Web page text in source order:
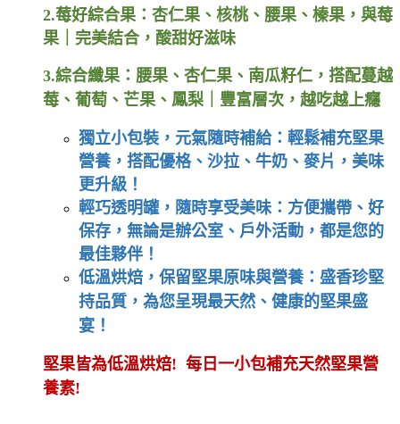
2.莓好綜合果： 杏仁果、核桃、腰果、榛果，與莓
果｜完美結合，酸甜好滋味
3.綜合纖果： 腰果、杏仁果、南瓜籽仁，搭配蔓越
莓、葡萄、芒果、鳳梨｜豐富層次，越吃越上癮
獨立小包裝，元氣隨時補給： 輕鬆補充堅果
營養，搭配優格、沙拉、牛奶、麥片，美味
更升級！
輕巧透明罐，隨時享受美味： 方便攜帶、好
保存，無論是辦公室、戶外活動，都是您的
最佳夥伴！
低溫烘焙，保留堅果原味與營養： 盛香珍堅
持品質，為您呈現最天然、健康的堅果盛
宴！
堅果皆為低溫烘焙! 每日一小包補充天然堅果營
養素!